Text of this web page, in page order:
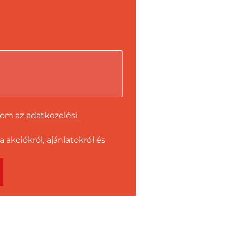
az adatkezelési
akciókról, ajánlatokról és